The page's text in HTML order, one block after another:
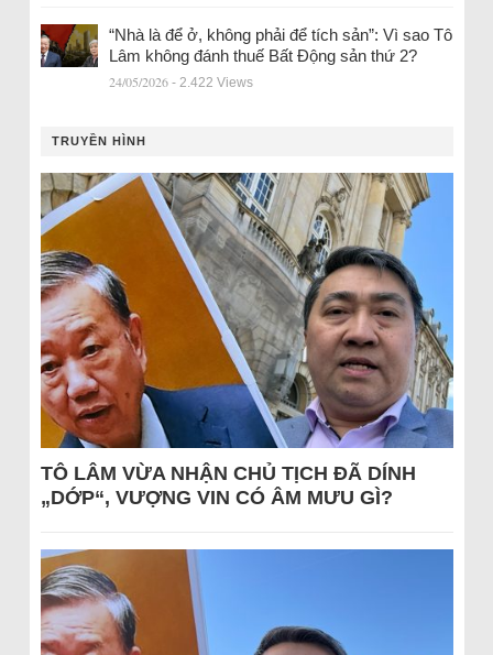
“Nhà là để ở, không phải để tích sản”: Vì sao Tô
Lâm không đánh thuế Bất Động sản thứ 2?
24/05/2026 - 2.422 Views
TRUYỀN HÌNH
TÔ LÂM VỪA NHẬN CHỦ TỊCH ĐÃ DÍNH
„DỚP“, VƯỢNG VIN CÓ ÂM MƯU GÌ?